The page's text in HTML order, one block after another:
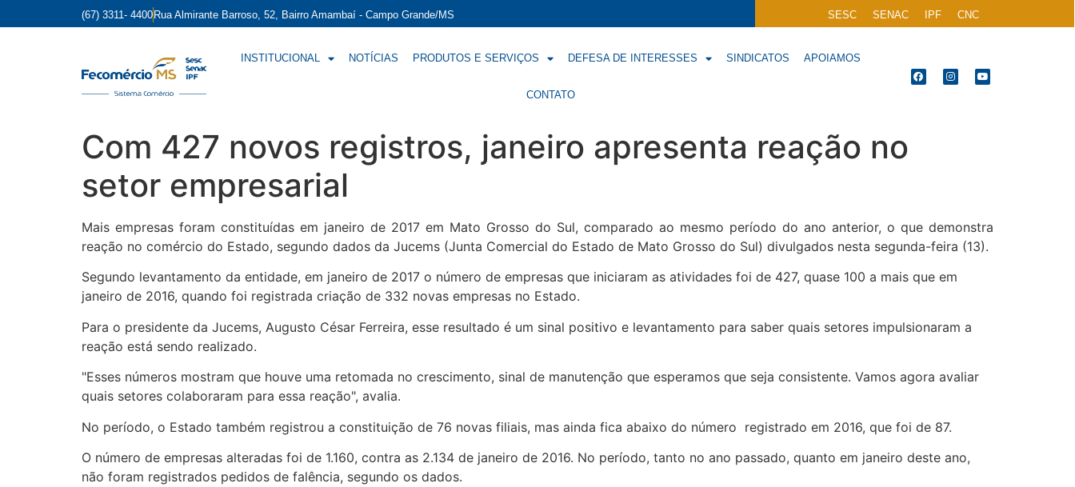
(67) 3311- 4400 Rua Almirante Barroso, 52, Bairro Amambaí - Campo Grande/MS SESC SENAC IPF CNC
INSTITUCIONAL NOTÍCIAS PRODUTOS E SERVIÇOS DEFESA DE INTERESSES SINDICATOS APOIAMOS
CONTATO
Com 427 novos registros, janeiro apresenta reação no
setor empresarial
Mais empresas foram constituídas em janeiro de 2017 em Mato Grosso do Sul, comparado ao mesmo período do ano anterior, o que demonstra
reação no comércio do Estado, segundo dados da Jucems (Junta Comercial do Estado de Mato Grosso do Sul) divulgados nesta segunda-feira (13).
Segundo levantamento da entidade, em janeiro de 2017 o número de empresas que iniciaram as atividades foi de 427, quase 100 a mais que em
janeiro de 2016, quando foi registrada criação de 332 novas empresas no Estado.
Para o presidente da Jucems, Augusto César Ferreira, esse resultado é um sinal positivo e levantamento para saber quais setores impulsionaram a
reação está sendo realizado.
"Esses números mostram que houve uma retomada no crescimento, sinal de manutenção que esperamos que seja consistente. Vamos agora avaliar
quais setores colaboraram para essa reação", avalia.
No período, o Estado também registrou a constituição de 76 novas filiais, mas ainda fica abaixo do número registrado em 2016, que foi de 87.
O número de empresas alteradas foi de 1.160, contra as 2.134 de janeiro de 2016. No período, tanto no ano passado, quanto em janeiro deste ano,
não foram registrados pedidos de falência, segundo os dados.